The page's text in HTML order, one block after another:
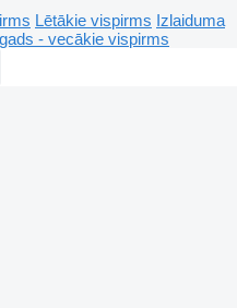
Lētākie vispirms Izlaiduma
- vecākie vispirms